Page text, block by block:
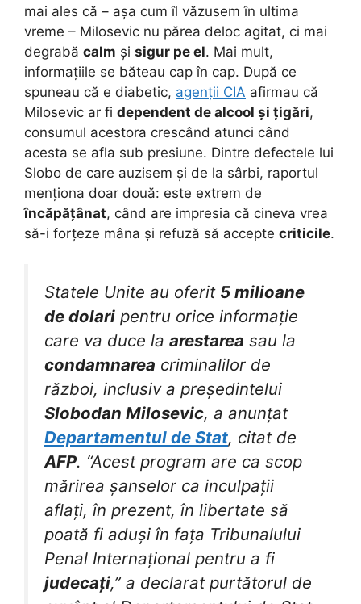
mai ales că – așa cum îl văzusem în ultima
vreme – Milosevic nu părea deloc agitat, ci mai
degrabă calm și sigur pe el. Mai mult,
informațiile se băteau cap în cap. După ce
spuneau că e diabetic, agenții CIA afirmau că
Milosevic ar fi dependent de alcool și țigări,
consumul acestora crescând atunci când
acesta se afla sub presiune. Dintre defectele lui
Slobo de care auzisem și de la sârbi, raportul
menționa doar două: este extrem de
încăpățânat, când are impresia că cineva vrea
să-i forțeze mâna și refuză să accepte criticile.
Statele Unite au oferit 5 milioane
de dolari pentru orice informație
care va duce la arestarea sau la
condamnarea criminalilor de
război, inclusiv a președintelui
Slobodan Milosevic, a anunțat
Departamentul de Stat, citat de
AFP. “Acest program are ca scop
mărirea șanselor ca inculpații
aflați, în prezent, în libertate să
poată fi aduși în fața Tribunalului
Penal Internațional pentru a fi
judecați,” a declarat purtătorul de